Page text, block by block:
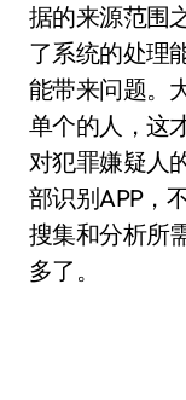
据的来源范围
了系统的处理
能带来问题。
单个的人，这
对犯罪嫌疑人
部识别APP，
搜集和分析所
多了。